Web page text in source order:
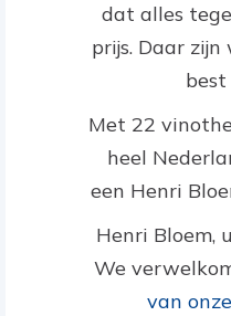
dat alles
prijs. Daar
Met 22
heel
een Henri
Henri Bloem,
We
van